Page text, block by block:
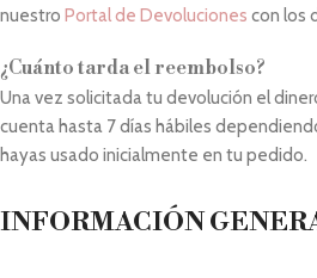
nuestro Portal de Devoluciones con los
¿Cuánto tarda el reembolso?
Una vez solicitada tu devolución el
cuenta hasta 7 días hábiles
hayas usado inicialmente en tu pedido.
INFORMACIÓN